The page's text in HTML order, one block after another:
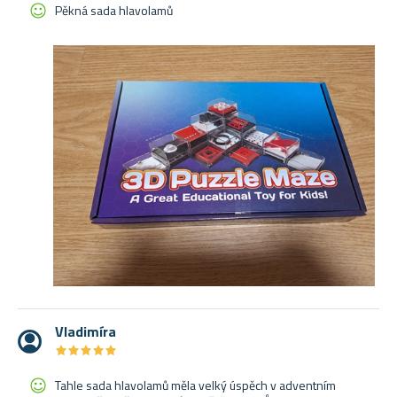
Pěkná sada hlavolamů
Vladimíra
★★★★★
★★★★★
Tahle sada hlavolamů měla velký úspěch v adventním